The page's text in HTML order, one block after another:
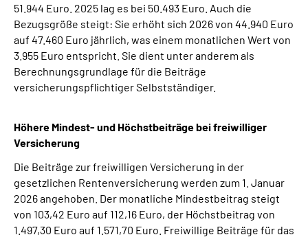
51.944 Euro. 2025 lag es bei 50.493 Euro. Auch die
Bezugsgröße steigt: Sie erhöht sich 2026 von 44.940 Euro
auf 47.460 Euro jährlich, was einem monatlichen Wert von
3.955 Euro entspricht. Sie dient unter anderem als
Berechnungsgrundlage für die Beiträge
versicherungspflichtiger Selbstständiger.
Höhere Mindest- und Höchstbeiträge bei freiwilliger
Versicherung
Die Beiträge zur freiwilligen Versicherung in der
gesetzlichen Rentenversicherung werden zum 1. Januar
2026 angehoben. Der monatliche Mindestbeitrag steigt
von 103,42 Euro auf 112,16 Euro, der Höchstbeitrag von
1.497,30 Euro auf 1.571,70 Euro. Freiwillige Beiträge für das